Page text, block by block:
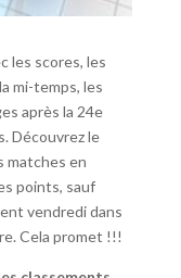
les scores, les
mi-temps, les
après la 24e
Découvrez le
matches en
points, sauf
vendredi dans
Cela promet !!!